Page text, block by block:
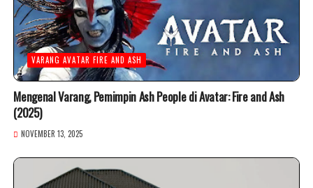
VARANG AVATAR FIRE AND ASH
Mengenal Varang, Pemimpin Ash People di Avatar: Fire and Ash
(2025)
NOVEMBER 13, 2025